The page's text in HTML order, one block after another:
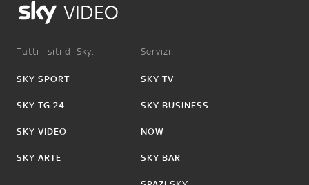
VIDEO
Tutti i siti di Sky:
SKY SPORT
SKY TG 24
SKY VIDEO
SKY ARTE
Servizi:
SKY TV
SKY BUSINESS
NOW
SKY BAR